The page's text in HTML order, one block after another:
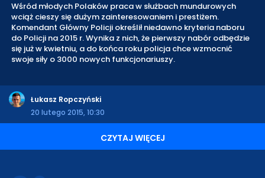
Wśród młodych Polaków praca w służbach mundurowych
wciąż cieszy się dużym zainteresowaniem i prestiżem.
Komendant Główny Policji określił niedawno kryteria naboru
do Policji na 2015 r. Wynika z nich, że pierwszy nabór odbędzie
się już w kwietniu, a do końca roku policja chce wzmocnić
swoje siły o 3000 nowych funkcjonariuszy.
Łukasz Ropczyński
20 lutego 2015, 10:30
CZYTAJ WIĘCEJ